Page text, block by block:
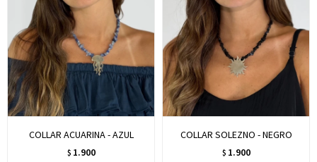
COLLAR ACUARINA - AZUL
$ 1.900
COLLAR SOLEZNO - NEGRO
$ 1.900